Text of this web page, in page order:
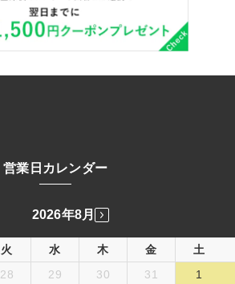
営業日カレンダー
2026年8月
火 水 木 金
土
28 29 30 31
1